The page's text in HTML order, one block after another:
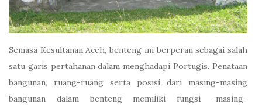
Semasa Kesultanan Aceh, benteng ini berperan sebagai salah
satu garis pertahanan dalam menghadapi Portugis. Penataan
bangunan, ruang-ruang serta posisi dari masing-masing
bangunan dalam benteng memiliki fungsi -masing-